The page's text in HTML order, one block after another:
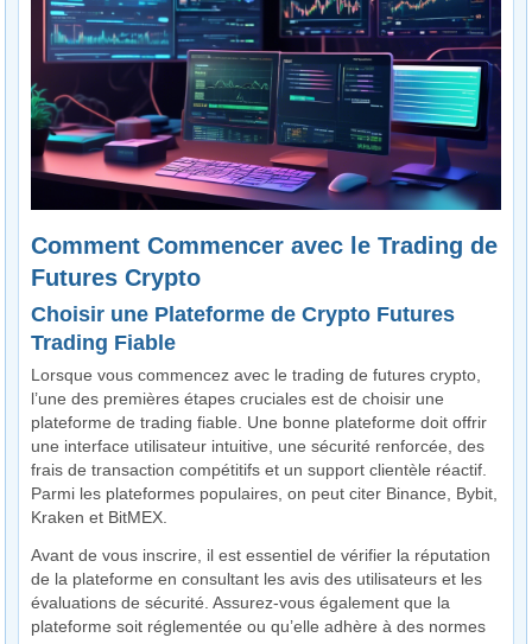
Comment Commencer avec le Trading de
Futures Crypto
Choisir une Plateforme de Crypto Futures
Trading Fiable
Lorsque vous commencez avec le trading de futures crypto,
l’une des premières étapes cruciales est de choisir une
plateforme de trading fiable. Une bonne plateforme doit offrir
une interface utilisateur intuitive, une sécurité renforcée, des
frais de transaction compétitifs et un support clientèle réactif.
Parmi les plateformes populaires, on peut citer Binance, Bybit,
Kraken et BitMEX.
Avant de vous inscrire, il est essentiel de vérifier la réputation
de la plateforme en consultant les avis des utilisateurs et les
évaluations de sécurité. Assurez-vous également que la
plateforme soit réglementée ou qu’elle adhère à des normes